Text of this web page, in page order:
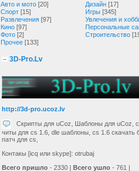
Авто и мото [20] Дизайн [17]
Спорт [15] Игры [345]
Развлечения [97]
Увлечения и
Кино [97]
Персональные
Фото [2] Строительство
Прочее [133]
3D-Pro.Lv
http://3d-pro.ucoz.lv
Скрипты для uCoz, Шаблоны для uCoz,
читы для cs 1.6, dle шаблоны, cs 1.6 скачать
патч для cs,
Контакы [icq или skype]: otrubaj
Всего пришло - 2330 | Всего ушло - 761 |